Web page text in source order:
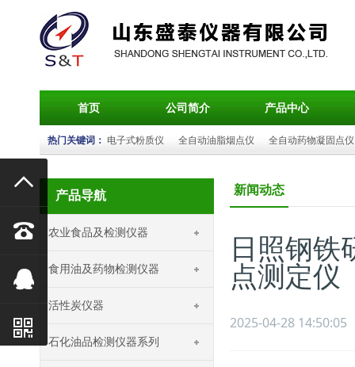
首页 公司简介 产品中心
热门关键词： 电子式粉质仪 全自动油脂烟点仪 全自动药物凝固点仪
产品导航
农业食品及检测仪器
食用油及药物检测仪器
活性炭仪器
石化油品检测仪器系列
新闻动态
日照钢铁
点测定仪
2025-04-28 14:50:05



